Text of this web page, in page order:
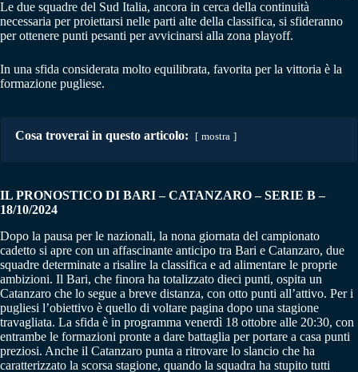
Le due squadre del Sud Italia, ancora in cerca della continuità
necessaria per proiettarsi nelle parti alte della classifica, si sfideranno
per ottenere punti pesanti per avvicinarsi alla zona playoff.
In una sfida considerata molto equilibrata, favorita per la vittoria è la
formazione pugliese.
Cosa troverai in questo articolo: mostra
IL PRONOSTICO DI BARI – CATANZARO – SERIE B –
18/10/2024
Dopo la pausa per le nazionali, la nona giornata del campionato
cadetto si apre con un affascinante anticipo tra Bari e Catanzaro, due
squadre determinate a risalire la classifica e ad alimentare le proprie
ambizioni. Il Bari, che finora ha totalizzato dieci punti, ospita un
Catanzaro che lo segue a breve distanza, con otto punti all’attivo. Per i
pugliesi l’obiettivo è quello di voltare pagina dopo una stagione
travagliata. La sfida è in programma venerdì 18 ottobre alle 20:30, con
entrambe le formazioni pronte a dare battaglia per portare a casa punti
preziosi. Anche il Catanzaro punta a ritrovare lo slancio che ha
caratterizzato la scorsa stagione, quando la squadra ha stupito tutti